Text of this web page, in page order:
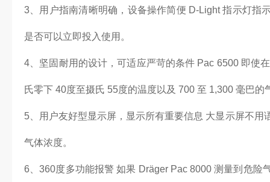
3、用户指南清晰明确，设备操作简便 D-Light 指示灯指
是否可以立即投入使用。
4、坚固耐用的设计，可适应严苛的条件 Pac 6500 即使
氏零下 40度至摄氏 55度的温度以及 700 至 1,300 毫巴的
5、用户友好型显示屏，显示所有重要信息 大显示屏不用
气体浓度。
6、360度多功能报警 如果 Dräger Pac 8000 测量到危险